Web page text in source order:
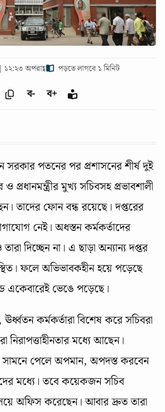
অপরাহ্ণ পড়তে লাগবে ১ মিনিট
ব- ব+
সরকার পতনের পর প্রশাসনের শীর্ষ দুই
ও প্রধানমন্ত্রীর মুখ্য সচিবসহ প্রভাবশালী
তাদের ফোন বন্ধ রয়েছে। দপ্তরের
নেই। অধস্তন কর্মকর্তাদের
দিচ্ছেন না। এ ছাড়া অন্যান্য দপ্তর
ফলে অভিভাবকহীন হয়ে পড়েছে
একেবারেই ভেঙে পড়েছে।
কর্মকর্তারা বিশেষ করে সচিবরা
নিরাপত্তাহীনতার মধ্যে আছেন।
সামনে পেলে অপমান, অপদস্ত করবেন
মধ্যে। তবে কয়েকজন সচিব
অফিস করেছেন। আবার দ্রুত তারা